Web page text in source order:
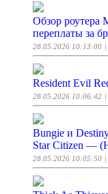
Обзор роутера
переплаты за
28.05.2026 10:13:00
Resident Evil
28.05.2026 10:06:42
Bungie и
Star Citizen —
28.05.2026 10:05:50